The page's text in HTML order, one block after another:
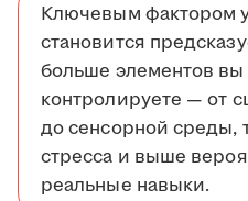
Ключевым фактором
становится
больше элементов вы
контролируете — от
до сенсорной среды,
стресса и выше
реальные навыки.